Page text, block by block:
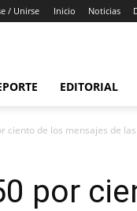
/ Unirse Inicio Noticias
EDITORIAL
ciento de los mensajes de
por